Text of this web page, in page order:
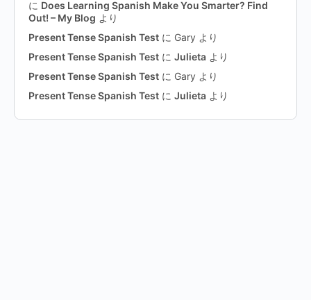
に Does Learning Spanish Make You Smarter? Find
Out! – My Blog より
Present Tense Spanish Test に Gary より
Present Tense Spanish Test に Julieta より
Present Tense Spanish Test に Gary より
Present Tense Spanish Test に Julieta より